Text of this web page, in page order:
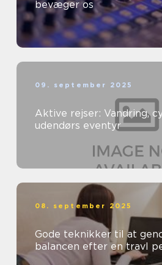
bevæger os
09. september 2025
Aktive rejser: Vandring,
udendørs eventyr
08. september 2025
Gode teknikker til at
balancen efter en travl